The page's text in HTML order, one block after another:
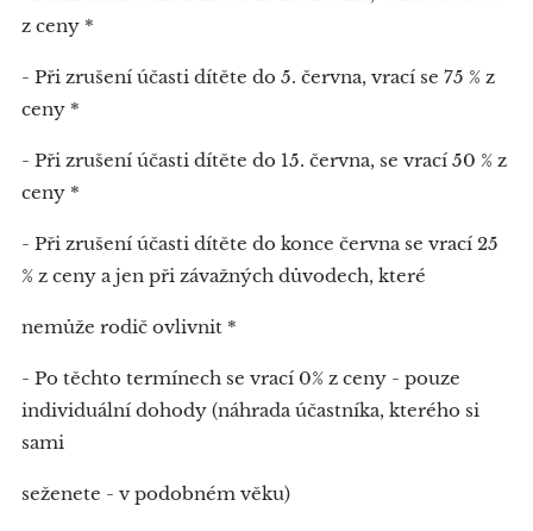
z ceny *
- Při zrušení účasti dítěte do 5. června, vrací se 75 % z
ceny *
- Při zrušení účasti dítěte do 15. června, se vrací 50 % z
ceny *
- Při zrušení účasti dítěte do konce června se vrací 25
% z ceny a jen při závažných důvodech, které
nemůže rodič ovlivnit *
- Po těchto termínech se vrací 0% z ceny - pouze
individuální dohody (náhrada účastníka, kterého si
sami
seženete - v podobném věku)